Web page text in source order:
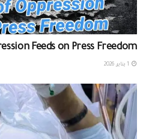
Feeds on Press Freedom